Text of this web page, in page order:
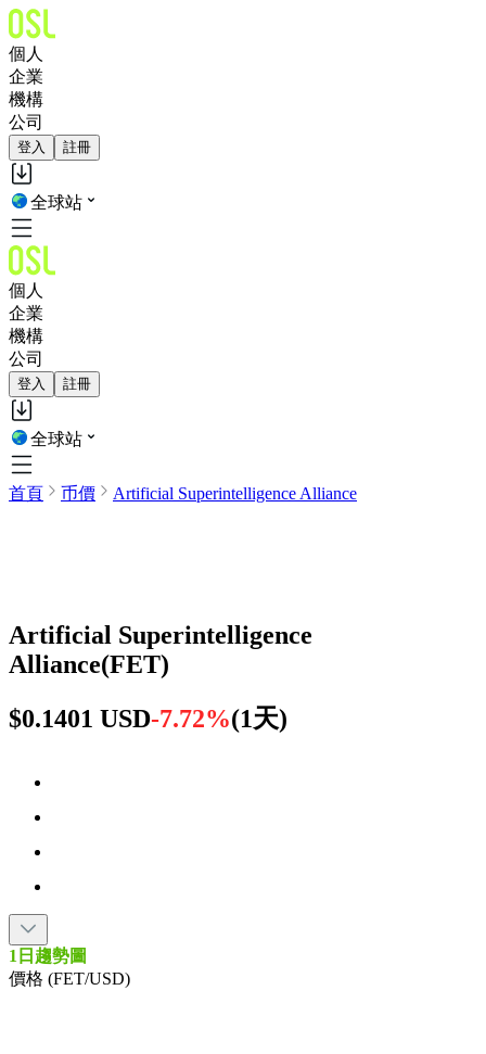
個人
企業
機構
公司
登入 註冊
全球站
個人
企業
機構
公司
登入 註冊
全球站
首頁 币價 Artificial Superintelligence Alliance
Artificial Superintelligence
Alliance(FET)
$0.1401 USD-7.72%(1天)
1日趨勢圖
價格 (FET/USD)